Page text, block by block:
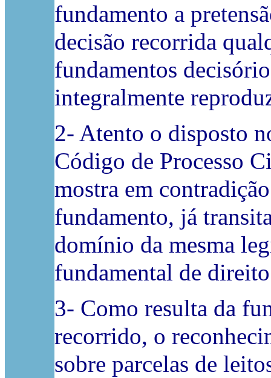
fundamento a
decisão recorrida
fundamentos
integralmente
2- Atento o disposto
Código de Processo
mostra em
fundamento, já
domínio da mesma
fundamental de
3- Como resulta da
recorrido, o
sobre parcelas de